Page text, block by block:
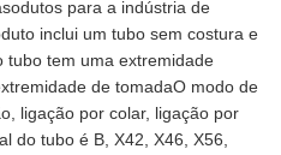
para a indústria de
inclui um tubo sem costura e
tubo tem uma extremidade
de tomadaO modo de
ligação por colar, ligação por
do tubo é B, X42, X46, X56,